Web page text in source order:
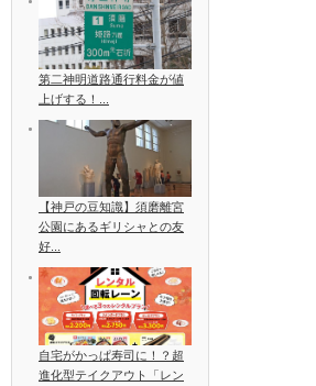
第二神明道路通行料金が値
上げする！...
【神戸の豆知識】須磨離宮
公園にあるギリシャとの友
好...
自宅がかっぱ寿司に！？超
進化型テイクアウト「レン